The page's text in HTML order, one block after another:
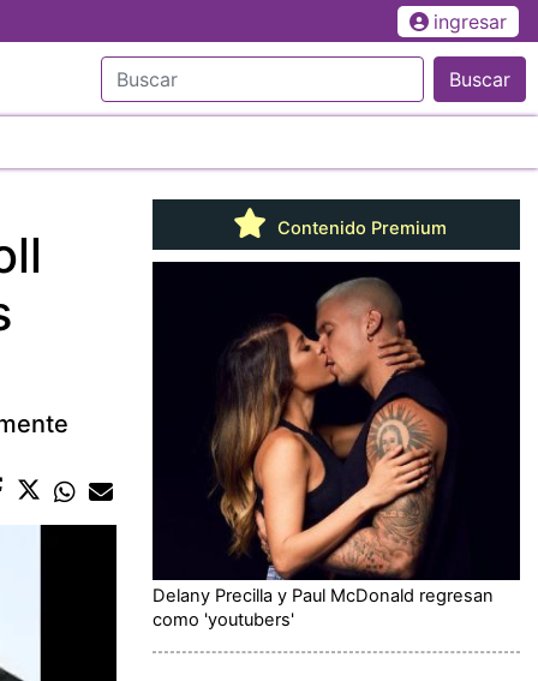
ingresar
Buscar
Contenido Premium
Delany Precilla y Paul McDonald regresan
como 'youtubers'